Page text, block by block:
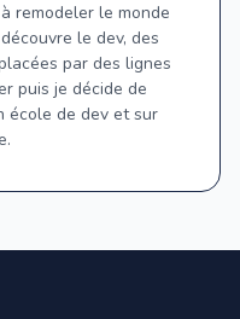
remodeler le monde
le dev, des
par des lignes
puis je décide de
école de dev et sur